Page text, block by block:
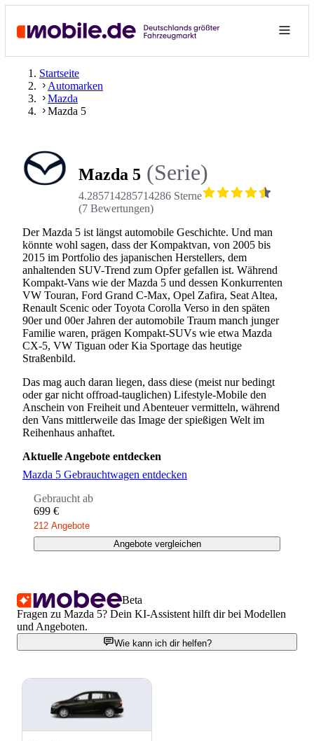
Startseite
Automarken
Mazda
Mazda 5
Mazda 5 (Serie)
4.285714285714286 Sterne
(7 Bewertungen)
Der Mazda 5 ist längst automobile Geschichte. Und man
könnte wohl sagen, dass der Kompaktvan, von 2005 bis
2015 im Portfolio des japanischen Herstellers, dem
anhaltenden SUV-Trend zum Opfer gefallen ist. Während
Kompakt-Vans wie der Mazda 5 und dessen Konkurrenten
VW Touran, Ford Grand C-Max, Opel Zafira, Seat Altea,
Renault Scenic oder Toyota Corolla Verso in den späten
90er und 00er Jahren der automobile Traum manch junger
Familie waren, prägen Kompakt-SUVs wie etwa Mazda
CX-5, VW Tiguan oder Kia Sportage das heutige
Straßenbild.
Das mag auch daran liegen, dass diese (meist nur bedingt
oder gar nicht offroad-tauglichen) Lifestyle-Mobile den
Anschein von Freiheit und Abenteuer vermitteln, während
den Vans mittlerweile das Image der spießigen Welt im
Reihenhaus anhaftet.
Aktuelle Angebote entdecken
Mazda 5 Gebrauchtwagen entdecken
Gebraucht ab
699 €
212 Angebote
Angebote vergleichen
Beta
Fragen zu Mazda 5? Dein KI-Assistent hilft dir bei Modellen
und Angeboten.
Wie kann ich dir helfen?